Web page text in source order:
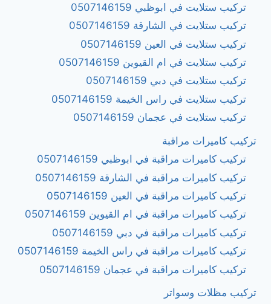
تركيب ستلايت في ابوظبي 0507146159
تركيب ستلايت في الشارقة 0507146159
تركيب ستلايت في العين 0507146159
تركيب ستلايت في ام القيوين 0507146159
تركيب ستلايت في دبي 0507146159
تركيب ستلايت في راس الخيمة 0507146159
تركيب ستلايت في عجمان 0507146159
تركيب كاميرات مراقبة
تركيب كاميرات مراقبة في ابوظبي 0507146159
تركيب كاميرات مراقبة في الشارقة 0507146159
تركيب كاميرات مراقبة في العين 0507146159
تركيب كاميرات مراقبة في ام القيوين 0507146159
تركيب كاميرات مراقبة في دبي 0507146159
تركيب كاميرات مراقبة في راس الخيمة 0507146159
تركيب كاميرات مراقبة في عجمان 0507146159
تركيب مظلات وسواتر